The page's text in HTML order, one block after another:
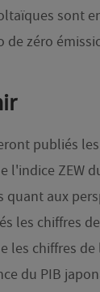
sont
de zéro
publiés
l'indice ZEW
quant aux
les chiffres
les chiffres
du PIB